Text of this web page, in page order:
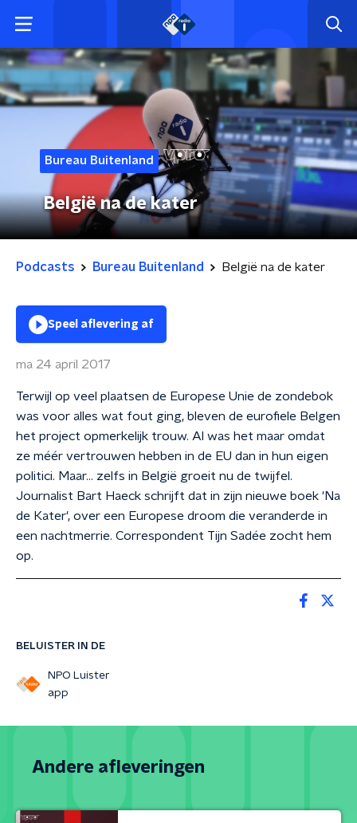
Bureau Buitenland
België na de kater
Podcasts Bureau Buitenland België na de kater
BELUISTER IN DE
NPO Luister
app
Speel aflevering af
ma 24 april 2017
Terwijl op veel plaatsen de Europese Unie de zondebok
was voor alles wat fout ging, bleven de eurofiele Belgen
het project opmerkelijk trouw. Al was het maar omdat
ze méér vertrouwen hebben in de EU dan in hun eigen
politici. Maar... zelfs in België groeit nu de twijfel.
Journalist Bart Haeck schrijft dat in zijn nieuwe boek 'Na
de Kater', over een Europese droom die veranderde in
een nachtmerrie. Correspondent Tijn Sadée zocht hem
op.
Andere afleveringen